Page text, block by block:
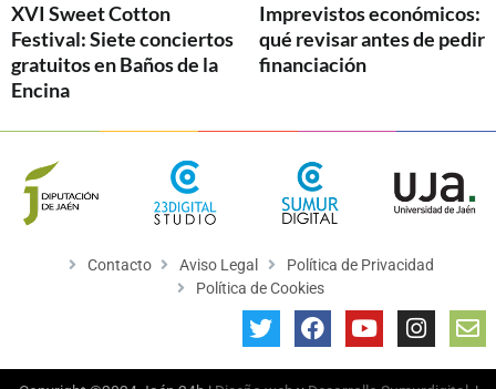
XVI Sweet Cotton
Festival: Siete conciertos
gratuitos en Baños de la
Encina
Imprevistos económicos:
qué revisar antes de pedir
financiación
Contacto Aviso Legal
Política de Privacidad
Política de Cookies